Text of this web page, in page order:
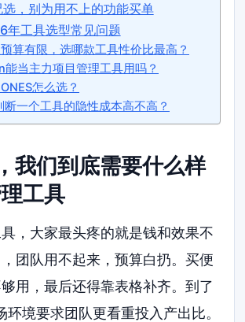
，别为用不上的功能买单
年工具选型常见问题
算有限，选哪款工具性价比最高？
能当主力项目管理工具用吗？
怎么选？
断一个工具的隐性成本高不高？
我们到底需要什么样
工具
，大家最头疼的就是钱和效果不
团队用不起来，预算白扔。买便
用，最后还得靠表格补齐。到了
境要求团队更看重投入产出比。